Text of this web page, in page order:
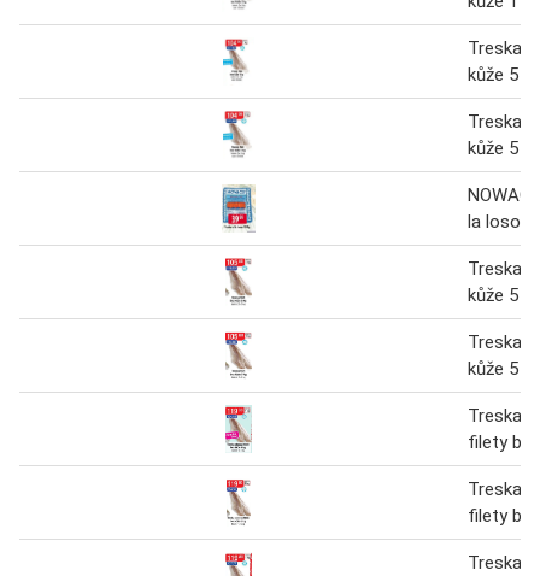
Treska
kůže 5 kg
Treska
kůže 5 kg
la losos
Treska
kůže 5 kg
Treska
kůže 5 kg
Treska
filety
Treska
filety
Treska